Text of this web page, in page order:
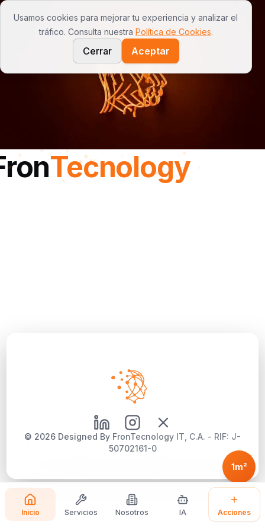
Tu Negocio en 1m² - Kioskos Autónomos
Inicio Servicios Nosotros IA Acciones
Tecnology
© 2026 Designed By FronTecnology IT, C.A. - RIF: J-
50702161-0
Política de Cookies
Usamos cookies para mejorar tu experiencia y analizar el
tráfico. Consulta nuestra Política de Cookies.
Cerrar Aceptar
1m²